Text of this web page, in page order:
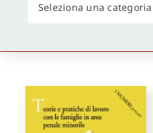
CONSIP / MEPA / ANVUR /
Autori
Seleziona una categoria